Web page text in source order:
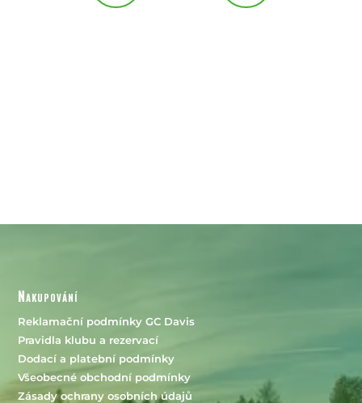
Nakupování
Reklamační podmínky GC Davis
Pravidla klubu a rezervací
Dodací a platební podmínky
Všeobecné obchodní podmínky
Zásady ochrany osobních údajů